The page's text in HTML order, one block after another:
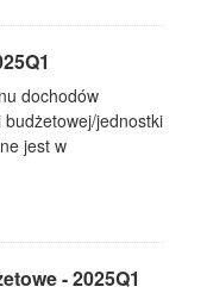
dochodów
jednostki
jest w
- 2025Q1